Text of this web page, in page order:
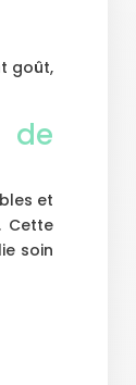
goût,
et
Cette
soin